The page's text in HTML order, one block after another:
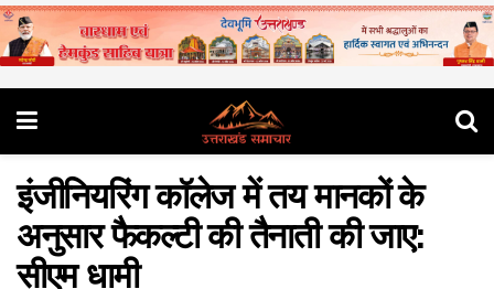
इंजीनियरिंग कॉलेज में तय मानकों के
अनुसार फैकल्टी की तैनाती की जाए:
सीएम धामी